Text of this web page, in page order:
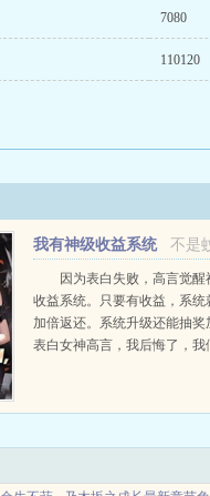
7080
110120
不是
我有神级收益系统
因为表白失败，高言觉醒
收益系统。只要有收益，系统
加倍返还。系统升级还能抽奖
表白女神高言，我后悔了，我